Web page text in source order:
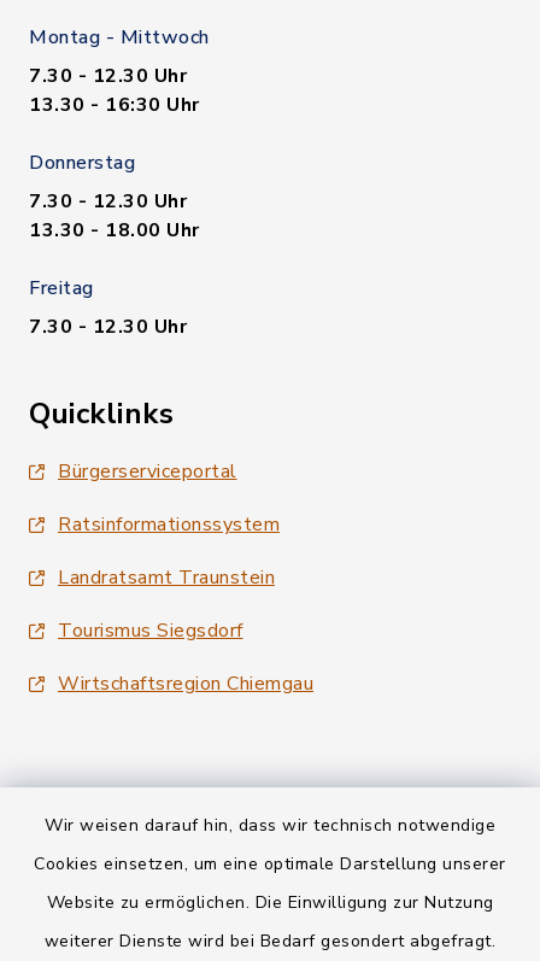
Wir weisen darauf hin, dass wir technisch notwendige
Cookies einsetzen, um eine optimale Darstellung unserer
Website zu ermöglichen. Die Einwilligung zur Nutzung
weiterer Dienste wird bei Bedarf gesondert abgefragt.
Montag - Mittwoch
7.30 - 12.30 Uhr
13.30 - 16:30 Uhr
Donnerstag
7.30 - 12.30 Uhr
13.30 - 18.00 Uhr
Freitag
7.30 - 12.30 Uhr
Quicklinks
Bürgerserviceportal
Ratsinformationssystem
Landratsamt Traunstein
Tourismus Siegsdorf
Wirtschaftsregion Chiemgau
Kontakt